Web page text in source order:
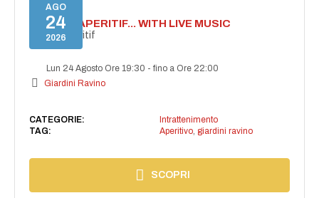
AGO
24
2026
SECRET APERITIF... WITH LIVE MUSIC
Secret aperitif
Lun 24 Agosto Ore 19:30 -fino a Ore 22:00
Giardini Ravino
CATEGORIE:
Intrattenimento
TAG:
Aperitivo, giardini ravino
SCOPRI